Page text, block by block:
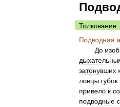
Толкование
Подводная
До
затонувших
ловцы губок
привело к
подводные